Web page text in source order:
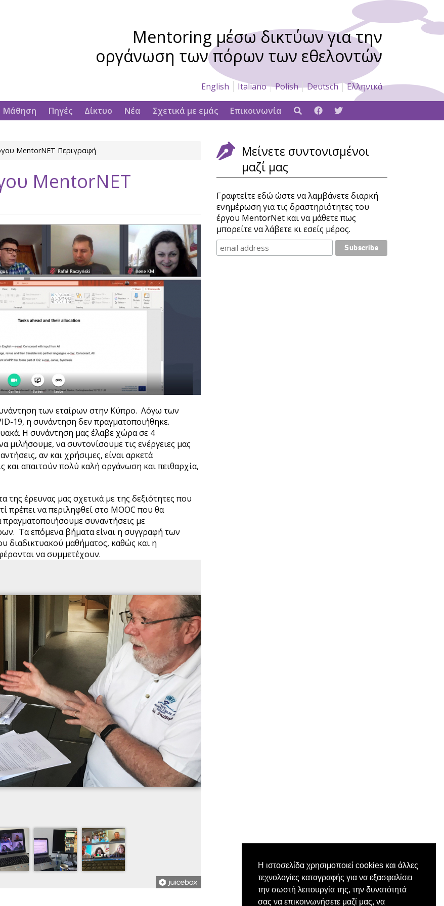
Η ιστοσελίδα χρησιμοποιεί cookies και άλλες
τεχνολογίες καταγραφής για να εξασφαλίσει
την σωστή λειτουργία της, την δυνατότητά
σας να επικοινωνήσετε μαζί μας, να
Mentoring μέσω δικτύων για την
οργάνωση των πόρων των εθελοντών
English Italiano Polish Deutsch Ελληνικά
Μάθηση Πηγές Δίκτυο Νέα Σχετικά με εμάς Επικοινωνία
MentorNET Περιγραφή
MentorNET
των εταίρων στην Κύπρο. Λόγω των
19, η συνάντηση δεν πραγματοποιήθηκε.
Η συνάντηση μας έλαβε χώρα σε 4
μιλήσουμε, να συντονίσουμε τις ενέργειες μας
αν και χρήσιμες, είναι αρκετά
και απαιτούν πολύ καλή οργάνωση και πειθαρχία,
της έρευνας μας σχετικά με της δεξιότητες που
πρέπει να περιληφθεί στο MOOC που θα
συναντήσεις με
Τα επόμενα βήματα είναι η συγγραφή των
διαδικτυακού μαθήματος, καθώς και η
ενδιαφέρονται να συμμετέχουν.
Μείνετε συντονισμένοι
μαζί μας
Γραφτείτε εδώ ώστε να λαμβάνετε διαρκή
ενημέρωση για τις δραστηριότητες του
έργου MentorNet και να μάθετε πως
μπορείτε να λάβετε κι εσείς μέρος.